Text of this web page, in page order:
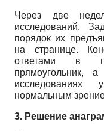
Через две
исследований.
порядок их
на странице.
ответами в
прямоугольник,
нормальным
3. Решение